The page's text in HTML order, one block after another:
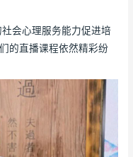
心理服务能力促进培
的直播课程依然精彩纷